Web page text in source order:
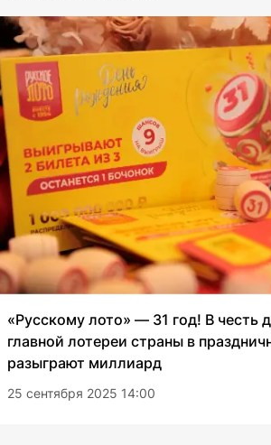
«Русскому лото» — 31 год! В честь
главной лотереи страны в
разыграют миллиард
25 сентября 2025 14:00